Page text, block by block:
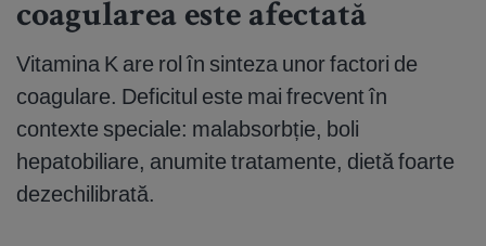
coagularea este afectată
Vitamina K are rol în sinteza unor factori de
coagulare. Deficitul este mai frecvent în
contexte speciale: malabsorbție, boli
hepatobiliare, anumite tratamente, dietă foarte
dezechilibrată.